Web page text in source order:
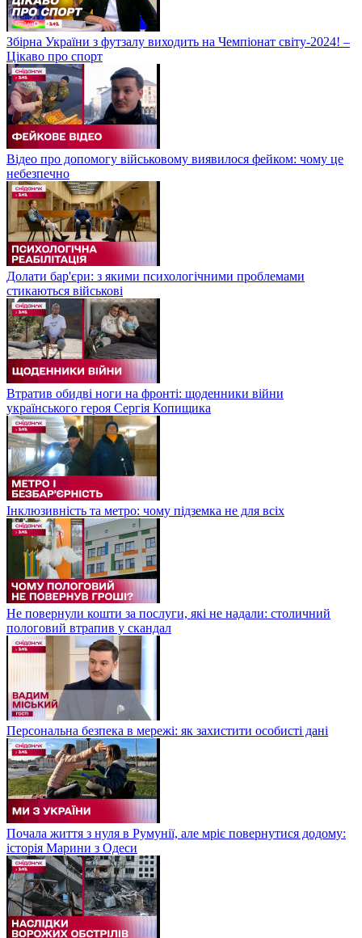
Збірна України з футзалу виходить на Чемпіонат світу-2024! –
Цікаво про спорт
Відео про допомогу військовому виявилося фейком: чому це
небезпечно
Долати бар'єри: з якими психологічними проблемами
стикаються військові
Втратив обидві ноги на фронті: щоденники війни
українського героя Сергія Копищика
Інклюзивність та метро: чому підземка не для всіх
Не повернули кошти за послуги, які не надали: столичний
пологовий втрапив у скандал
Персональна безпека в мережі: як захистити особисті дані
Почала життя з нуля в Румунії, але мріє повернутися додому:
історія Марини з Одеси